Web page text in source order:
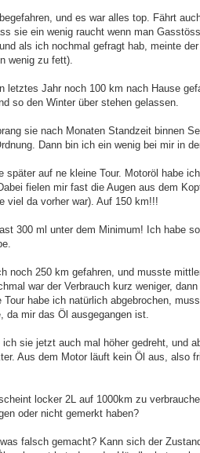
und es war alles top. Fährt
sie ein wenig raucht wenn man
als ich nochmal gefragt hab, meinte
wenig zu fett).
letztes Jahr noch 100 km nach Hause
so den Winter über stehen gelassen.
sie nach Monaten Standzeit binnen
Dann bin ich ein wenig bei mir in
später auf ne kleine Tour. Motoröl habe
fielen mir fast die Augen aus dem
viel da vorher war). Auf 150 km!!!
300 ml unter dem Minimum! Ich habe
noch 250 km gefahren, und musste
war der Verbrauch kurz weniger,
Tour habe ich natürlich abgebrochen,
da mir das Öl ausgegangen ist.
ich sie jetzt auch mal höher gedreht, und
Aus dem Motor läuft kein Öl aus, also
locker 2L auf 1000km zu
oder nicht gemerkt haben?
falsch gemacht? Kann sich der